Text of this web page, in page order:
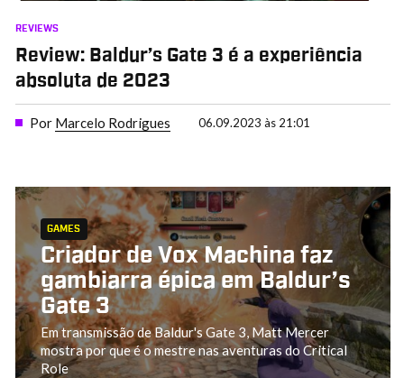
REVIEWS
Review: Baldur’s Gate 3 é a experiência
absoluta de 2023
Por Marcelo Rodrigues 06.09.2023 às 21:01
GAMES
Criador de Vox Machina faz
gambiarra épica em Baldur’s
Gate 3
Em transmissão de Baldur's Gate 3, Matt Mercer
mostra por que é o mestre nas aventuras do Critical
Role